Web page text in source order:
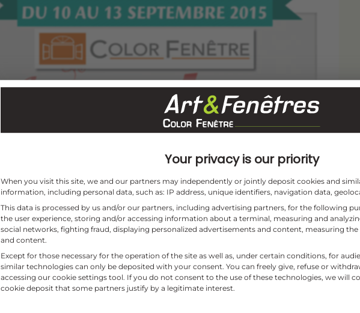
Your privacy is our priority
When you visit this site, we and our partners may independently or jointly deposit cookies and
information, including personal data, such as: IP address, unique identifiers, navigation data,
This data is processed by us and/or our partners, including advertising partners, for the following
the user experience, storing and/or accessing information about a terminal, measuring and
social networks, fighting fraud, displaying personalized advertisements and content, measuring
and content.
Except for those necessary for the operation of the site as well as, under certain conditions, for
similar technologies can only be deposited with your consent. You can freely give, refuse or
accessing our cookie settings tool. If you do not consent to the use of these technologies, we will
cookie deposit that some partners justify by a legitimate interest.